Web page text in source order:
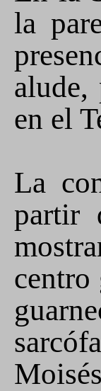
la
alude,
en el
La
partir
centro